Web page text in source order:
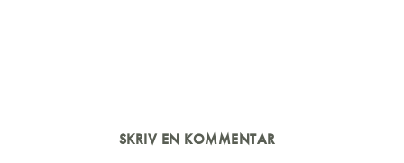
SKRIV EN KOMMENTAR